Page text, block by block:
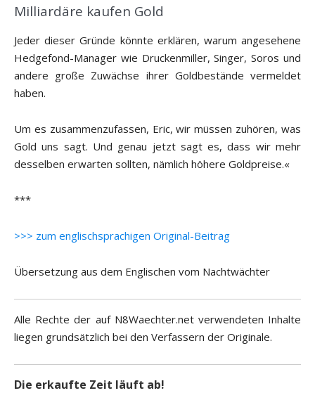
Milliardäre kaufen Gold
Jeder dieser Gründe könnte erklären, warum angesehene
Hedgefond-Manager wie Druckenmiller, Singer, Soros und
andere große Zuwächse ihrer Goldbestände vermeldet
haben.
Um es zusammenzufassen, Eric, wir müssen zuhören, was
Gold uns sagt. Und genau jetzt sagt es, dass wir mehr
desselben erwarten sollten, nämlich höhere Goldpreise.«
***
>>> zum englischsprachigen Original-Beitrag
Übersetzung aus dem Englischen vom Nachtwächter
Alle Rechte der auf N8Waechter.net verwendeten Inhalte
liegen grundsätzlich bei den Verfassern der Originale.
Die erkaufte Zeit läuft ab!